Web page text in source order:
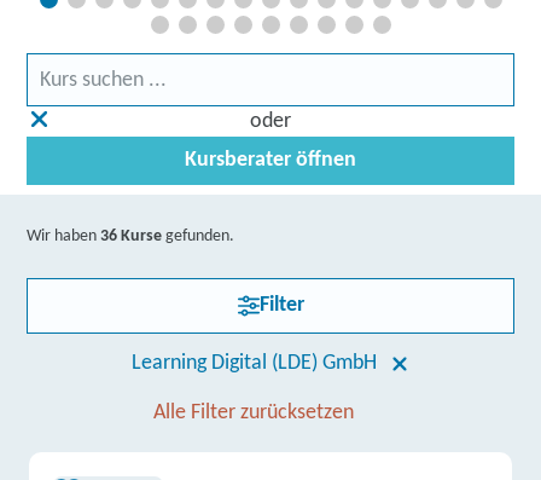
oder
Kursberater öffnen
Wir haben36 Kurse gefunden.
Filter
Learning Digital (LDE) GmbH
Alle Filter zurücksetzen